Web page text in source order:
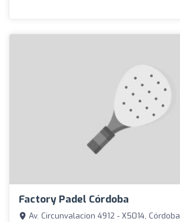
Factory Padel Córdoba
Av. Circunvalacion 4912 - X5014, Córdoba